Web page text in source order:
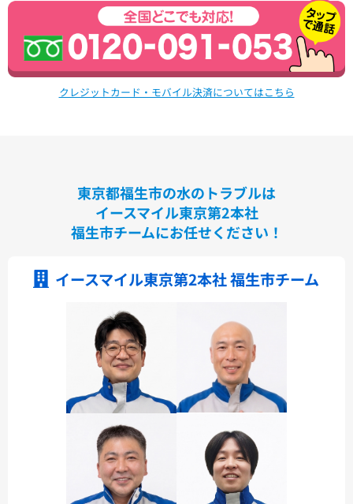
サザナ
キッチン
ミッテクレジットカード・モバイル決済についてはこちら
東京都福生市の水のトラブルは
イースマイル東京第2本社
福生市チームにお任せください！
イースマイル東京第2本社 福生市チーム